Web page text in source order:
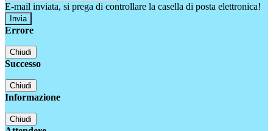
E-mail inviata, si prega di controllare la casella di posta elettronica!
Errore
Chiudi
Successo
Chiudi
Informazione
Chiudi